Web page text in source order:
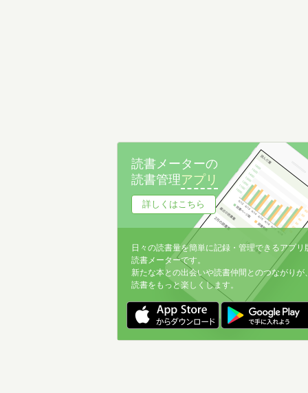
読書メーターの
読書管理アプリ
詳しくはこちら
日々の読書量を簡単に記録・管理できるアプリ
読書メーターです。
新たな本との出会いや読書仲間とのつながりが
読書をもっと楽しくします。